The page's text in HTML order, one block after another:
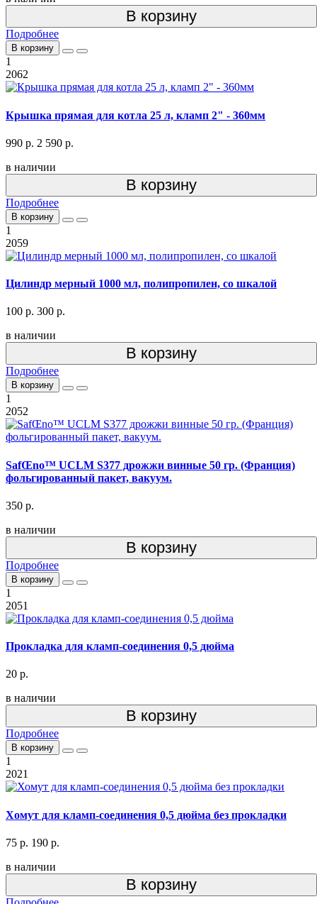
В корзину
Подробнее
В корзину
1
2062
Крышка прямая для котла 25 л, кламп 2" - 360мм
990 р. 2 590 р.
в наличии
В корзину
Подробнее
В корзину
1
2059
Цилиндр мерный 1000 мл, полипропилен, со шкалой
100 р. 300 р.
в наличии
В корзину
Подробнее
В корзину
1
2052
SafŒno™ UCLM S377 дрожжи винные 50 гр. (Франция)
фольгированный пакет, вакуум.
350 р.
в наличии
В корзину
Подробнее
В корзину
1
2051
Прокладка для кламп-соединения 0,5 дюйма
20 р.
в наличии
В корзину
Подробнее
В корзину
1
2021
Хомут для кламп-соединения 0,5 дюйма без прокладки
75 р. 190 р.
в наличии
В корзину